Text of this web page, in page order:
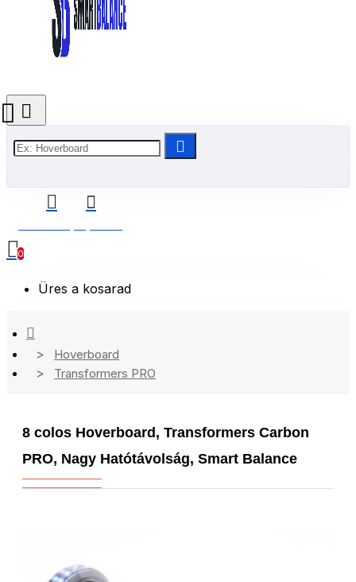
0
Üres a kosarad
Hoverboard
Transformers PRO
8 colos Hoverboard, Transformers Carbon
PRO, Nagy Hatótávolság, Smart Balance